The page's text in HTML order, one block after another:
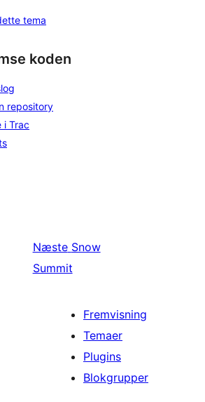
tema
koden
repository
i Trac
Næste Snow
Summit
Fremvisning
Temaer
Plugins
Blokgrupper